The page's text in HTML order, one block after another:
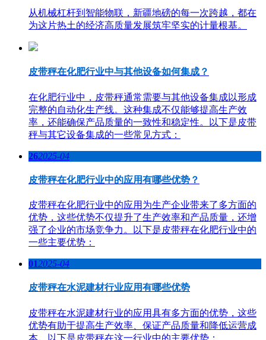
从机械杠杆到智能物联，新疆地磅的每一次跨越，都在
为这片热土的经济高质量发展筑牢坚实的计量根基。
皮带秤在化肥行业中与其他设备如何集成？
在化肥行业中，皮带秤通常需要与其他设备集成以形成
完整的自动化生产线。这种集成不仅能够提高生产效
率，还能确保产品质量的一致性和稳定性。以下是皮带
秤与其它设备集成的一些常见方式：
262025-04
皮带秤在化肥行业中的应用有哪些优势？
皮带秤在化肥行业中的应用为生产企业带来了多方面的
优势，这些优势不仅提升了生产效率和产品质量，还增
强了企业的市场竞争力。以下是皮带秤在化肥行业中的
一些主要优势：
012025-04
皮带秤在水泥建材行业应用有哪些优势
皮带秤在水泥建材行业的应用具有多方面的优势，这些
优势有助于提高生产效率、保证产品质量和降低运营成
本。以下是皮带秤在这一行业中的主要优势：